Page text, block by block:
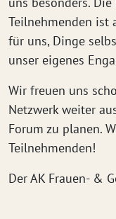
Teilnehmenden ist
für uns, Dinge
unser eigenes
Wir freuen uns
Netzwerk weiter
Forum zu planen.
Teilnehmenden!
Der AK Frauen- &